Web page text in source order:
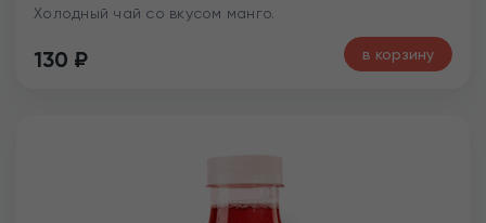
Холодный чай со вкусом манго.
130 ₽ в корзину